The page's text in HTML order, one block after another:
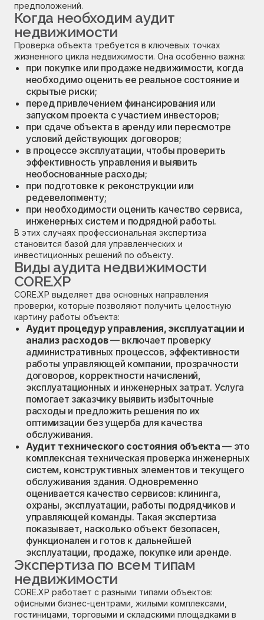
предположений.
Когда необходим аудит
недвижимости
Проверка объекта требуется в ключевых точках
жизненного цикла недвижимости. Она особенно важна:
при покупке или продаже недвижимости, когда
необходимо оценить ее реальное состояние и
скрытые риски;
перед привлечением финансирования или
запуском проекта с участием инвесторов;
при сдаче объекта в аренду или пересмотре
условий действующих договоров;
в процессе эксплуатации, чтобы проверить
эффективность управления и выявить
необоснованные расходы;
при подготовке к реконструкции или
редевелопменту;
при необходимости оценить качество сервиса,
инженерных систем и подрядной работы.
В этих случаях профессиональная экспертиза
становится базой для управленческих и
инвестиционных решений по объекту.
Виды аудита недвижимости
CORE.XP
CORE.XP выделяет два основных направления
проверки, которые позволяют получить целостную
картину работы объекта:
Аудит процедур управления, эксплуатации и
анализ расходов— включает проверку
административных процессов, эффективности
работы управляющей компании, прозрачности
договоров, корректности начислений,
эксплуатационных и инженерных затрат. Услуга
помогает заказчику выявить избыточные
расходы и предложить решения по их
оптимизации без ущерба для качества
обслуживания.
Аудит технического состояния объекта — это
комплексная техническая проверка инженерных
систем, конструктивных элементов и текущего
обслуживания здания. Одновременно
оценивается качество сервисов: клининга,
охраны, эксплуатации, работы подрядчиков и
управляющей команды. Такая экспертиза
показывает, насколько объект безопасен,
функционален и готов к дальнейшей
эксплуатации, продаже, покупке или аренде.
Экспертиза по всем типам
недвижимости
CORE.XP работает с разными типами объектов:
офисными бизнес-центрами, жилыми комплексами,
гостиницами, торговыми и складскими площадками в